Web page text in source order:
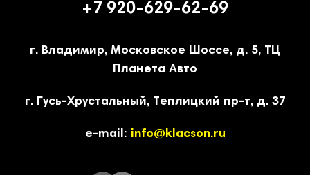
+7 920-629-62-69
г. Владимир, Московское Шоссе, д. 5, ТЦ
Планета Авто
г. Гусь-Хрустальный, Теплицкий пр-т, д. 37
e-mail: info@klacson.ru